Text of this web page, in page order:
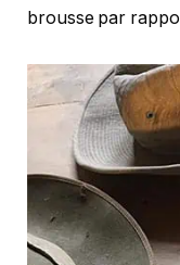
brousse par